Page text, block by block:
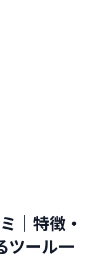
｜特徴・
ツール一